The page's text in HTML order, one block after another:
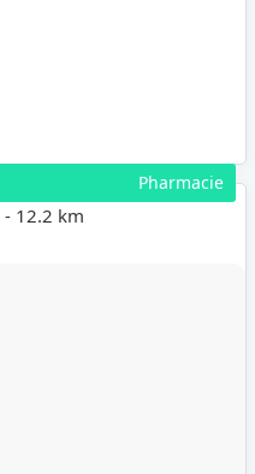
Pharmacie
- 12.2 km